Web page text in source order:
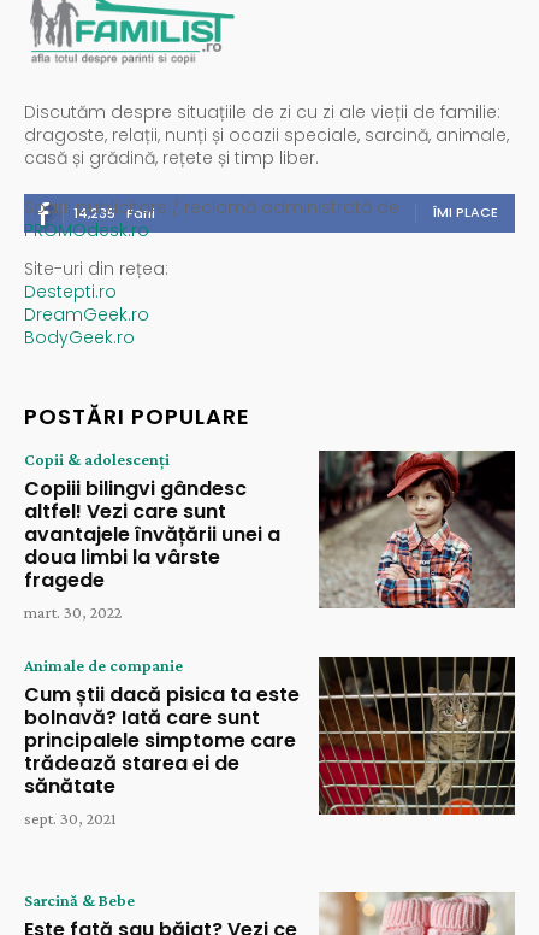
Discutăm despre situațiile de zi cu zi ale vieții de familie:
dragoste, relații, nunți și ocazii speciale, sarcină, animale,
casă și grădină, rețete și timp liber.
14,235 Fani ÎMI PLACE
Spații publicitare / reclamă administrată de
PROMOdesk.ro
Site-uri din rețea:
Destepti.ro
DreamGeek.ro
BodyGeek.ro
POSTĂRI POPULARE
Copii & adolescenți
Copiii bilingvi gândesc
altfel! Vezi care sunt
avantajele învățării unei a
doua limbi la vârste
fragede
mart. 30, 2022
Animale de companie
Cum știi dacă pisica ta este
bolnavă? Iată care sunt
principalele simptome care
trădează starea ei de
sănătate
sept. 30, 2021
Sarcină & Bebe